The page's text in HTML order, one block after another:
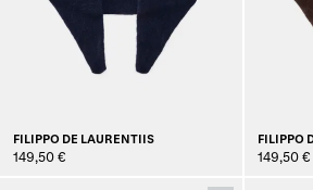
FILIPPO DE LAURENTIIS
149,50 €
FILIPPO
149,50 €